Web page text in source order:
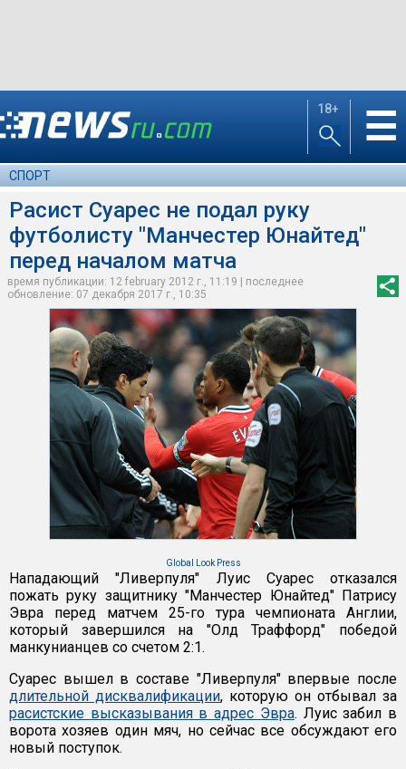
18+ ☰
СПОРТ
Расист Суарес не подал руку
футболисту "Манчестер Юнайтед"
перед началом матча
время публикации: 12 february 2012 г., 11:19 | последнее
обновление: 07 декабря 2017 г., 10:35
Global Look Press
Нападающий "Ливерпуля" Луис Суарес отказался
пожать руку защитнику "Манчестер Юнайтед" Патрису
Эвра перед матчем 25-го тура чемпионата Англии,
который завершился на "Олд Траффорд" победой
манкунианцев со счетом 2:1.
Суарес вышел в составе "Ливерпуля" впервые после
длительной дисквалификации, которую он отбывал за
расистские высказывания в адрес Эвра. Луис забил в
ворота хозяев один мяч, но сейчас все обсуждают его
новый поступок.